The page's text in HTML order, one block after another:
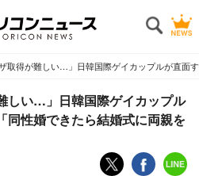
取得が難しい…」日韓国際ゲイカップルが直面
しい…」日韓国際ゲイカップル
同性婚できたら結婚式に両親を